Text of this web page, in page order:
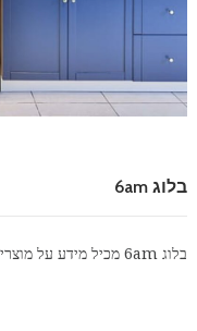
בלוג 6am
בלוג 6am מכיל מידע על מוצרים ושירותים בשיתוף עם אתר